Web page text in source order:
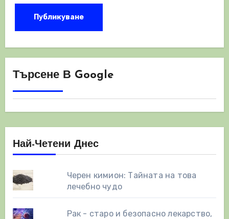
Търсене В Google
Най-Четени Днес
Черен кимион: Тайната на това
лечебно чудо
Рак - старо и безопасно лекарство,